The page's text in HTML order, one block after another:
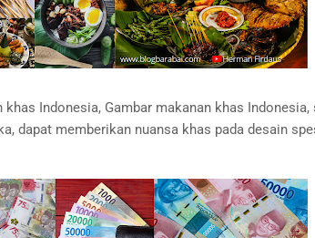
Indonesia, Gambar makanan khas
dapat memberikan nuansa khas pada desain